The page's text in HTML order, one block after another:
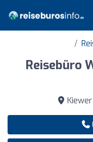
Reisebüro